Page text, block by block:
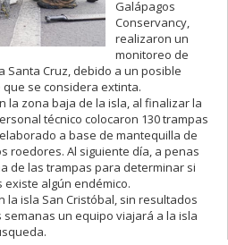
Galápagos
Conservancy,
realizaron un
monitoreo de
Santa Cruz, debido a un posible
se considera extinta.
la zona baja de la isla, al finalizar la
técnico colocaron 130 trampas
a base de mantequilla de
roedores. Al siguiente día, a penas
de las trampas para determinar si
algún endémico.
la isla San Cristóbal, sin resultados
un equipo viajará a la isla